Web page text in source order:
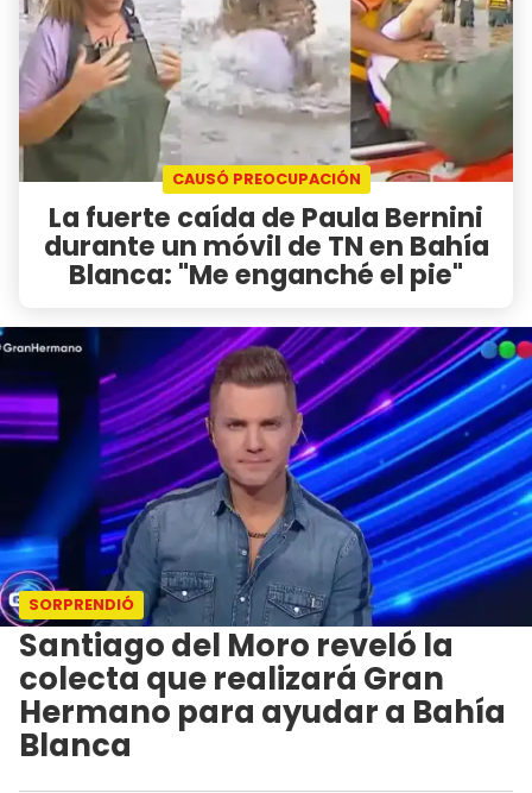
CAUSÓ PREOCUPACIÓN
La fuerte caída de Paula Bernini
durante un móvil de TN en Bahía
Blanca: "Me enganché el pie"
SORPRENDIÓ
Santiago del Moro reveló la
colecta que realizará Gran
Hermano para ayudar a Bahía
Blanca